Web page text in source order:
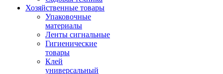
Хозяйственные товары
Упаковочные
материалы
Ленты сигнальные
Гигиенические
товары
Клей
универсальный